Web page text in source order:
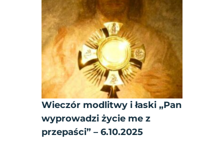
Wieczór modlitwy i łaski „Pan
wyprowadzi życie me z
przepaści” – 6.10.2025